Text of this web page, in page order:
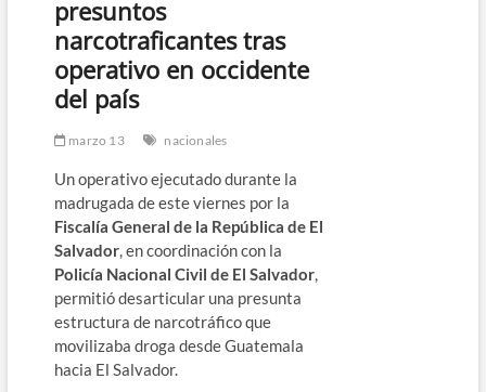
presuntos
narcotraficantes tras
operativo en occidente
del país
marzo 13 nacionales
Un operativo ejecutado durante la
madrugada de este viernes por la
Fiscalía General de la República de El
Salvador, en coordinación con la
Policía Nacional Civil de El Salvador,
permitió desarticular una presunta
estructura de narcotráfico que
movilizaba droga desde Guatemala
hacia El Salvador.